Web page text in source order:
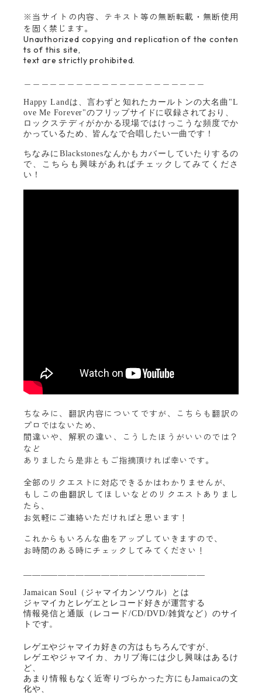
※ 当サイトの内容、テキスト等の無断転載・無断使用
を固く禁じます。
Unauthorized copying and replication of the conten
ts of this site,
text are strictly prohibited.
Happy Landは、言わずと知れたカールトンの大名曲"L
ove Me Forever"のフリップサイドに収録されており、
ロックステディがかかる現場ではけっこうな頻度でか
かっているため、皆んなで合唱したい一曲です！
ちなみにBlackstonesなんかもカバーしていたりするの
で、こちらも興味があればチェックしてみてくださ
い！
ちなみに、翻訳内容についてですが、こちらも翻訳の
プロではないため、
間違いや、解釈の違い、こうしたほうがいいのでは？
など
ありましたら是非ともご指摘頂ければ幸いです。
全部のリクエストに対応できるかはわかりませんが、
もしこの曲翻訳してほしいなどのリクエストありまし
たら、
お気軽にご連絡いただければと思います！
これからもいろんな曲をアップしていきますので、
お時間のある時にチェックしてみてください！
Jamaican Soul（ジャマイカンソウル）とは
ジャマイカとレゲエとレコード好きが運営する
情報発信と通販（レコード/CD/DVD/雑貨など）のサイ
トです。
レゲエやジャマイカ好きの方はもちろんですが、
レゲエやジャマイカ、カリブ海には少し興味はあるけ
ど、
あまり情報もなく近寄りづらかった方にもJamaicaの文
化や、